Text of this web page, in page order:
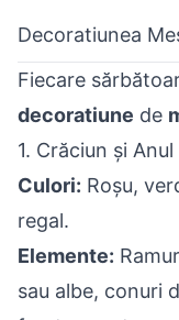
Decoratiunea
Fiecare
decoratiune de
1. Crăciun și Anul
Culori: Roșu,
regal.
Elemente:
sau albe, conuri